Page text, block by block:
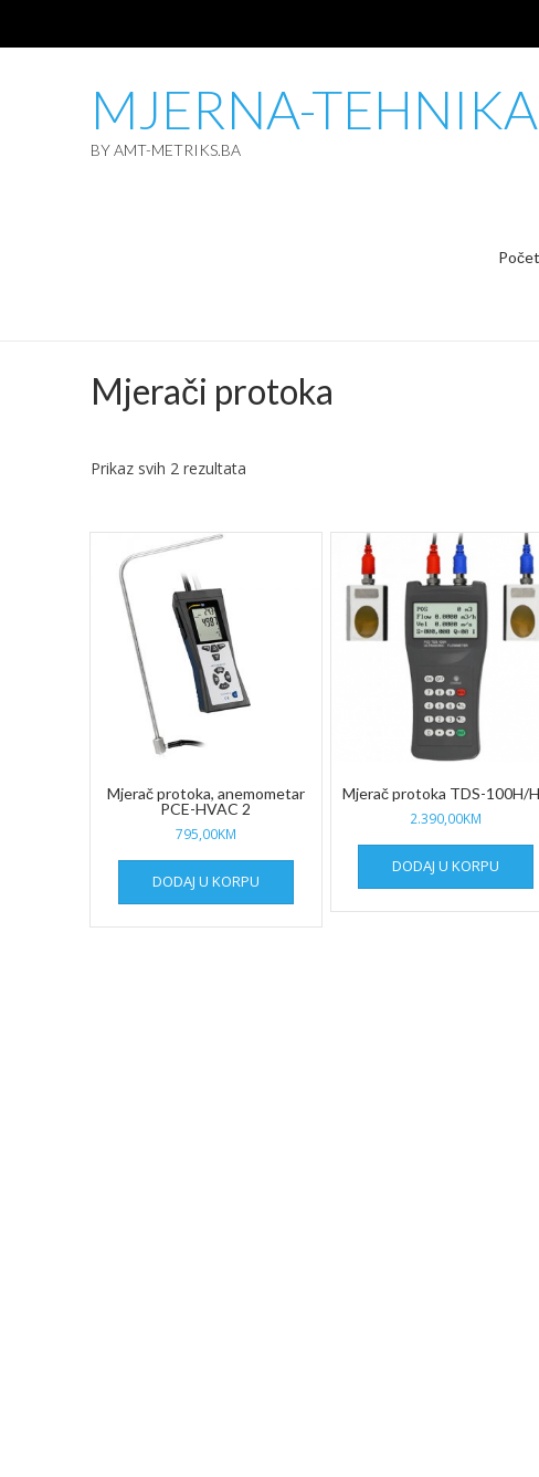
MJERNA-
BY AMT-METRIKS.BA
Mjerači protoka
Prikaz svih 2 rezultata
low
Mjerač protoka, anemometar
PCE-HVAC 2
795,00KM
DODAJ U KORPU
Mjerač protoka TDS-100H/
2.390,00KM
DODAJ U KORPU